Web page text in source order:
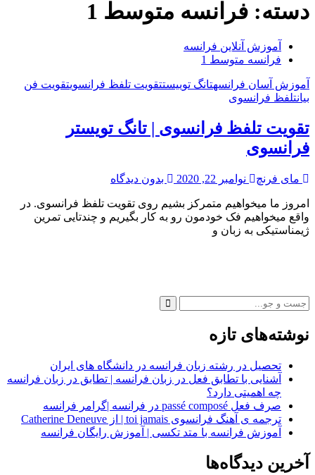
دسته: فرانسه متوسط 1
آموزش آنلاین فرانسه
فرانسه متوسط 1
آموزش آسان فرانسهتانگ توییستتقویت تلفظ فرانسویتقویت فن
بیانتلفظ فرانسوی
تقویت تلفظ فرانسوی | تانگ تویستر
فرانسوی
مای فرنچ نوامبر 22, 2020 بدون دیدگاه
امروز ما میخواهیم متمرکز بشیم روی تقویت تلفظ فرانسوی. در
واقع میخواهیم فک خودمون رو به کار بگیریم و چندتایی تمرین
ژیمناستیکی به زبان و
تویستر
فرانسوی”
نوشته‌های تازه
تحصیل در رشته زبان فرانسه در دانشگاه های ایران
آشنایی با تطابق فعل در زبان فرانسه | تطابق در زبان فرانسه
چه اهمیتی دارد؟
صرف فعل passé composé در فرانسه |گرامر فرانسه
ترجمه ی آهنگ فرانسوی toi jamais | از Catherine Deneuve
آموزش فرانسه با متد تکسی | آموزش رایگان فرانسه
آخرین دیدگاه‌ها